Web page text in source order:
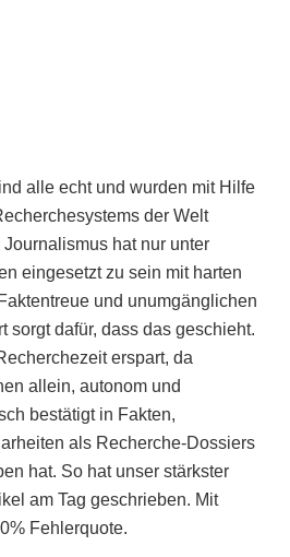
alle echt und wurden mit Hilfe
der Welt
hat nur unter
eingesetzt zu sein mit harten
und unumgänglichen
sorgt dafür, dass das geschieht.
erspart, da
allein, autonom und
bestätigt in Fakten,
als Recherche-Dossiers
hat. So hat unser stärkster
am Tag geschrieben. Mit
Fehlerquote.